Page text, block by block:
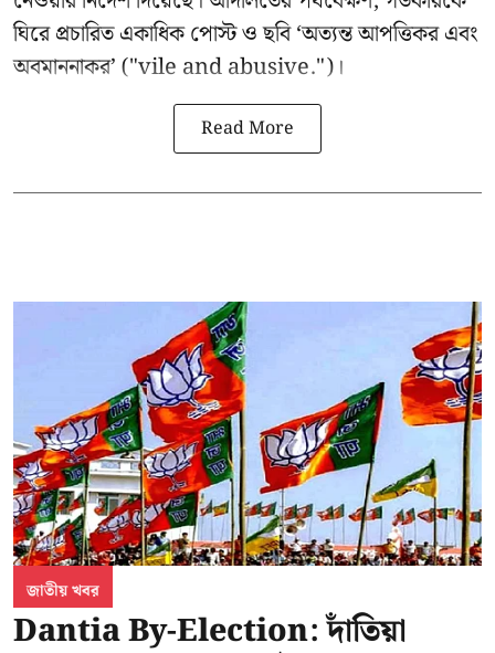
ঘিরে প্রচারিত একাধিক পোস্ট ও ছবি ‘অত্যন্ত আপত্তিকর এবং
অবমাননাকর’ ("vile and abusive.")।
Read More
জাতীয় খবর
Dantia By-Election: দাঁতিয়া